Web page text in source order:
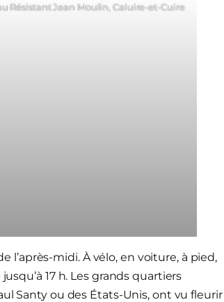
Résistant Jean Moulin, Caluire-et-Cuire
l’après-midi. À vélo, en voiture, à pied,
17 h. Les grands quartiers
Santy ou des États-Unis, ont vu fleurir